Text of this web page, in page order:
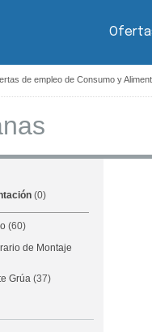
de empleo de Consumo y
(0)
(60)
de Montaje
Grúa (37)